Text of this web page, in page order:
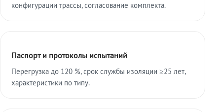
конфигурации трассы, согласование комплекта.
Паспорт и протоколы испытаний
Перегрузка до 120 %, срок службы изоляции ≥25 лет,
характеристики по типу.